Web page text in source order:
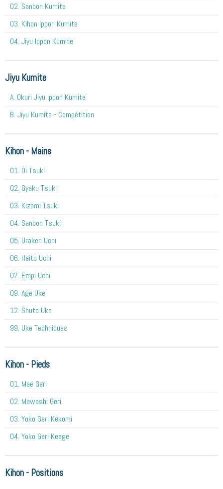
02. Sanbon Kumite
03. Kihon Ippon Kumite
04. Jiyu Ippon Kumite
Jiyu Kumite
A. Okuri Jiyu Ippon Kumite
B. Jiyu Kumite - Compétition
Kihon - Mains
O1. Oi Tsuki
02. Gyaku Tsuki
03. Kizami Tsuki
04. Sanbon Tsuki
05. Uraken Uchi
06. Haito Uchi
07. Empi Uchi
09. Age Uke
12. Shuto Uke
99. Uke Techniques
Kihon - Pieds
01. Mae Geri
02. Mawashi Geri
03. Yoko Geri Kekomi
04. Yoko Geri Keage
Kihon - Positions